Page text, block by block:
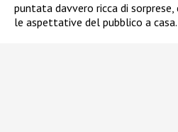
puntata davvero ricca di
le aspettative del pubblico a casa.